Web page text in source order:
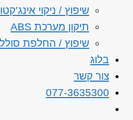
שיפוץ / ניקוי
תיקון מערכת ABS
שיפוץ / החלפת
בלוג
צור קשר
077-3635300